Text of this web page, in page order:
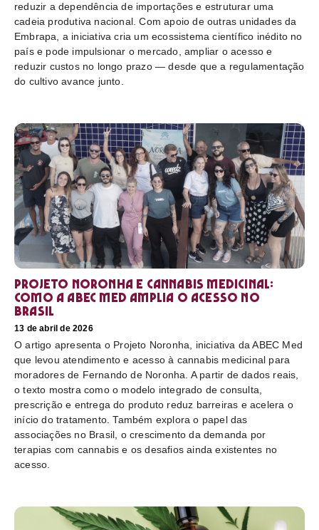
reduzir a dependência de importações e estruturar uma
cadeia produtiva nacional. Com apoio de outras unidades da
Embrapa, a iniciativa cria um ecossistema científico inédito no
país e pode impulsionar o mercado, ampliar o acesso e
reduzir custos no longo prazo — desde que a regulamentação
do cultivo avance junto.
Projeto Noronha e cannabis medicinal:
como a ABEC Med amplia o acesso no
Brasil
13 de abril de 2026
O artigo apresenta o Projeto Noronha, iniciativa da ABEC Med
que levou atendimento e acesso à cannabis medicinal para
moradores de Fernando de Noronha. A partir de dados reais,
o texto mostra como o modelo integrado de consulta,
prescrição e entrega do produto reduz barreiras e acelera o
início do tratamento. Também explora o papel das
associações no Brasil, o crescimento da demanda por
terapias com cannabis e os desafios ainda existentes no
acesso.